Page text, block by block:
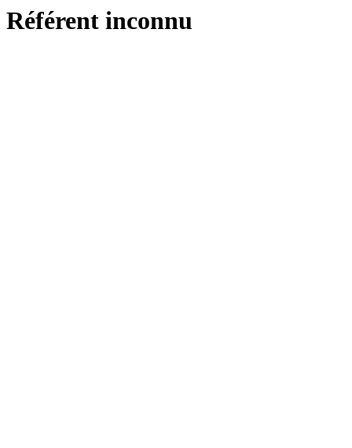
Référent inconnu